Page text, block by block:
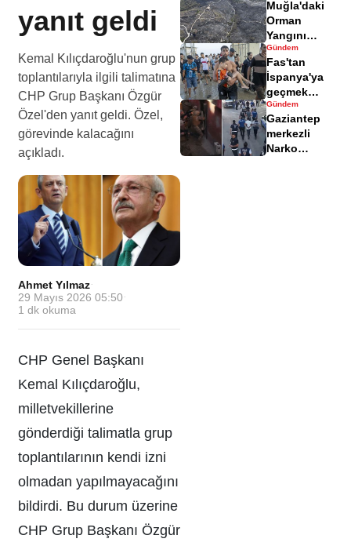
yanıt geldi
Kemal Kılıçdaroğlu'nun grup
toplantılarıyla ilgili talimatına
CHP Grup Başkanı Özgür
Özel'den yanıt geldi. Özel,
görevinde kalacağını
açıkladı.
Ahmet Yılmaz·
29 Mayıs 2026 05:50 ·
1 dk okuma
CHP Genel Başkanı
Kemal Kılıçdaroğlu,
milletvekillerine
gönderdiği talimatla grup
toplantılarının kendi izni
olmadan yapılmayacağını
bildirdi. Bu durum üzerine
CHP Grup Başkanı Özgür
yaralandı
Muğla'daki
Orman
Yangını
Sonrası
Zarar Gören
Alanlar
Havadisinde
Gündem
Fas'tan
İspanya'ya
geçmek
isteyen
göçmenler
geri döndü
Gündem
Gaziantep
merkezli
Narko